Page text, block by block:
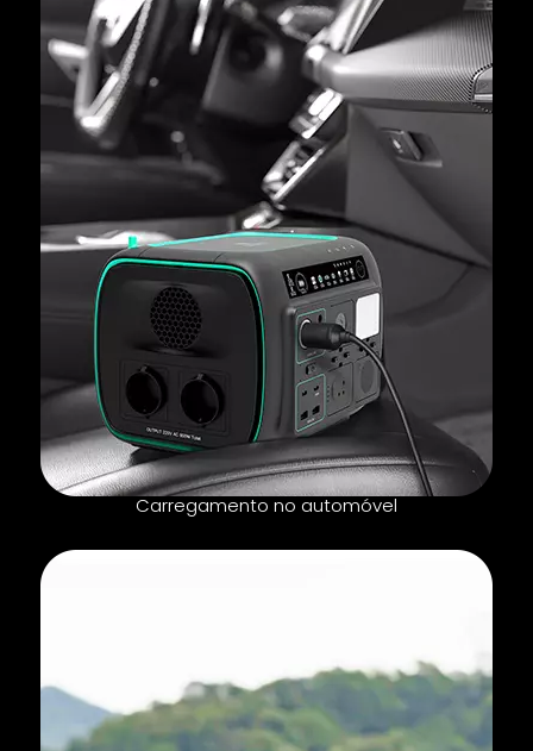
Carregamento no automóvel